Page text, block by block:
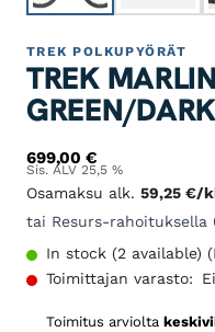
TREK POLKUPYÖRÄT
TREK
GREEN/
699,00 €
Sis. ALV 25,5 %
Osamaksu alk. 59,25 €/
tai Resurs-rahoituksella
In stock (2 available)
Toimittajan varasto:
Toimitus arviolta